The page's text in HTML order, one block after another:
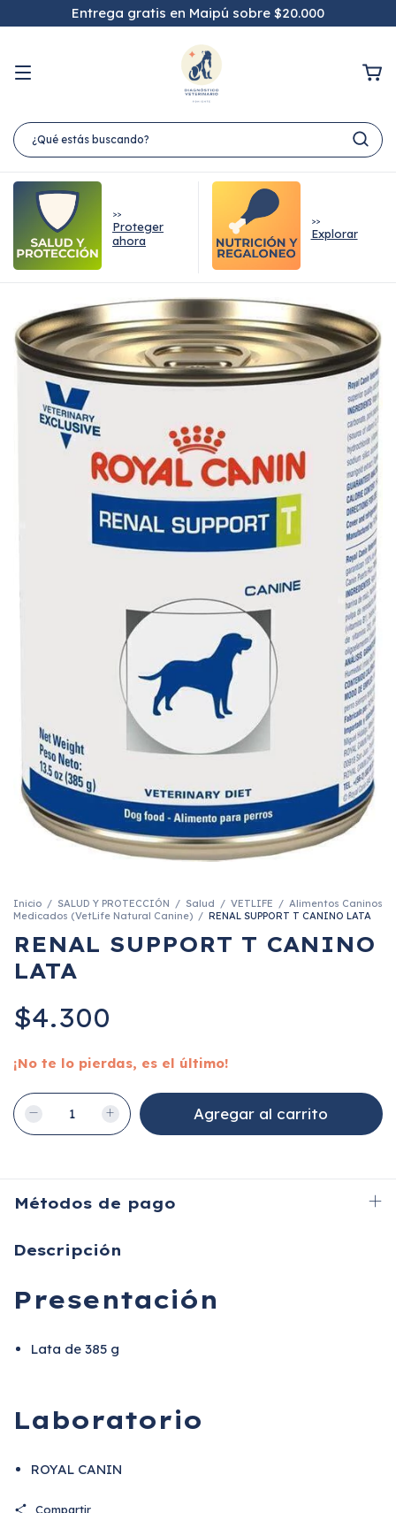
Entrega gratis en Maipú sobre $20.000
>>
Proteger
ahora
>>
Explorar
Inicio / SALUD Y PROTECCIÓN / Salud / VETLIFE / Alimentos Caninos
Medicados (VetLife Natural Canine) / RENAL SUPPORT T CANINO LATA
RENAL SUPPORT T CANINO
LATA
$4.300
¡No te lo pierdas, es el último!
Métodos de pago
Descripción
Presentación
Lata de 385 g
Laboratorio
ROYAL CANIN
Compartir